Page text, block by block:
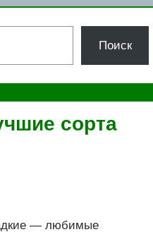
Поиск
сорта
— любимые